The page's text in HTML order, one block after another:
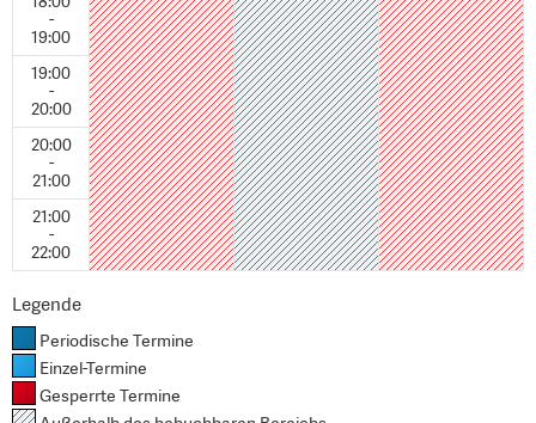
-
19:00
19:00
-
20:00
20:00
-
21:00
21:00
-
22:00
Legende
Periodische Termine
Einzel-Termine
Gesperrte Termine